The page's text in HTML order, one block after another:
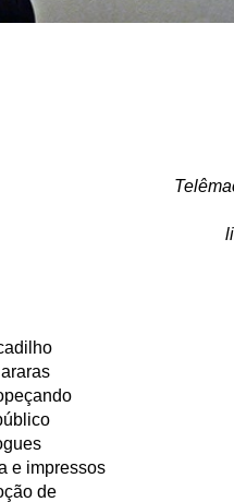
ao
e impressos
de